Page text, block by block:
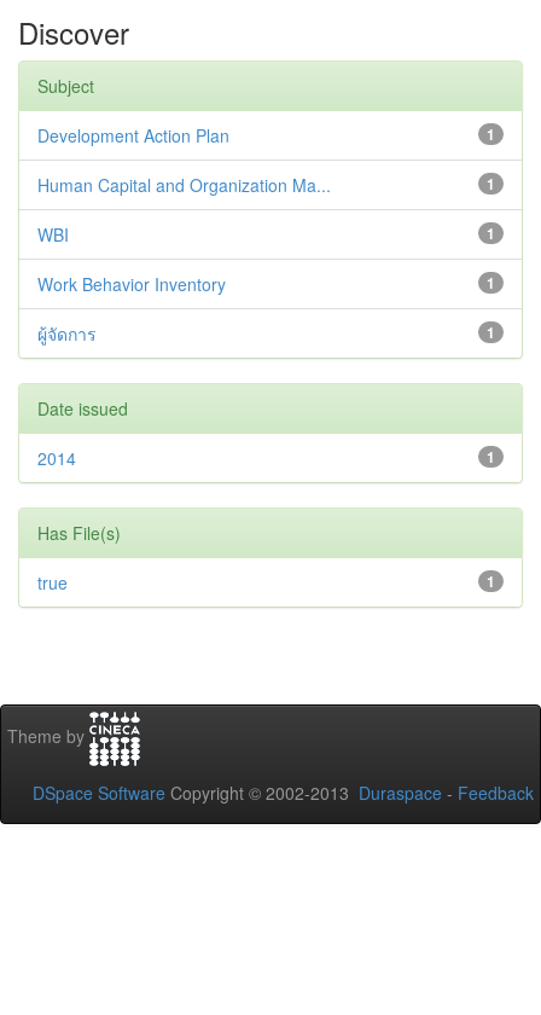
Discover
Subject
1
Development Action Plan
1
Human Capital and Organization Ma...
1
WBI
1
Work Behavior Inventory
1
ผู้จัดการ
Date issued
1
2014
Has File(s)
1
true
Theme by
DSpace Software Copyright © 2002-2013 Duraspace - Feedback